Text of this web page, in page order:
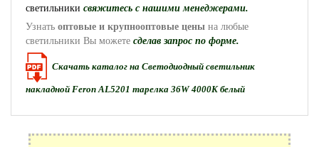
светильники свяжитесь с нашими менеджерами.
Узнать оптовые и крупнооптовые цены на любые
светильники Вы можете сделав запрос по форме.
Скачать каталог на Светодиодный светильник
накладной Feron AL5201 тарелка 36W 4000K белый